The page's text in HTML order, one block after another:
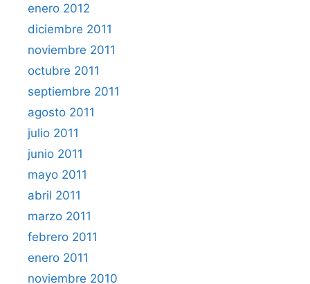
enero 2012
diciembre 2011
noviembre 2011
octubre 2011
septiembre 2011
agosto 2011
julio 2011
junio 2011
mayo 2011
abril 2011
marzo 2011
febrero 2011
enero 2011
noviembre 2010